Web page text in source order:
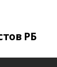
РБ